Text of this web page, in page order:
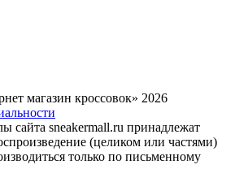
магазин кроссовок» 2026
сайта sneakermall.ru принадлежат
(целиком или частями)
только по письменному